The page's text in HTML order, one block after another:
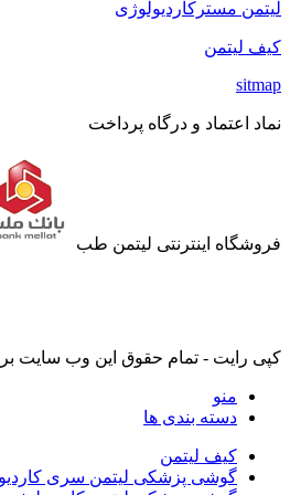
لیتمن مسترکاردیولوژی
کیف لیتمن
sitmap
نماد اعتماد و درگاه پرداخت
فروشگاه اینترنتی لیتمن طب
کپی رایت - تمام حقوق این وب سایت
منو
دسته بندی ها
کیف لیتمن
گوشی پزشکی لیتمن سری